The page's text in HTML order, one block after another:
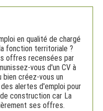
en qualité de chargé
fonction territoriale ?
offres recensées par
vous d'un CV à
bien créez-vous un
alertes d'emploi pour
construction car La
ses offres.